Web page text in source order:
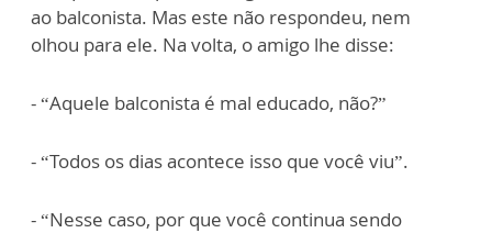
ao balconista. Mas este não respondeu, nem
olhou para ele. Na volta, o amigo lhe disse:
- “Aquele balconista é mal educado, não?”
- “Todos os dias acontece isso que você viu”.
- “Nesse caso, por que você continua sendo